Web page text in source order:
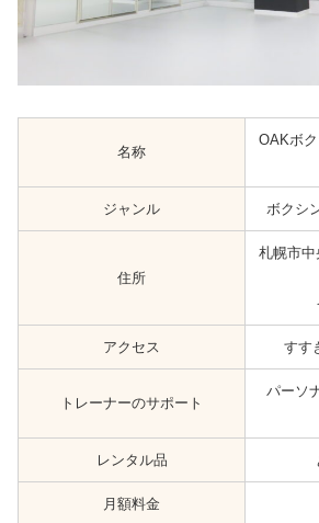
名称
OAKボ
ジャンル ボクシ
住所
札幌市中
アクセス すす
トレーナーのサポート
パーソ
レンタル品
月額料金